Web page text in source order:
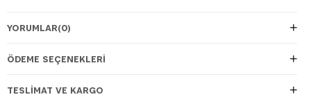
YORUMLAR(0)
ÖDEME SEÇENEKLERI
TESLIMAT VE KARGO